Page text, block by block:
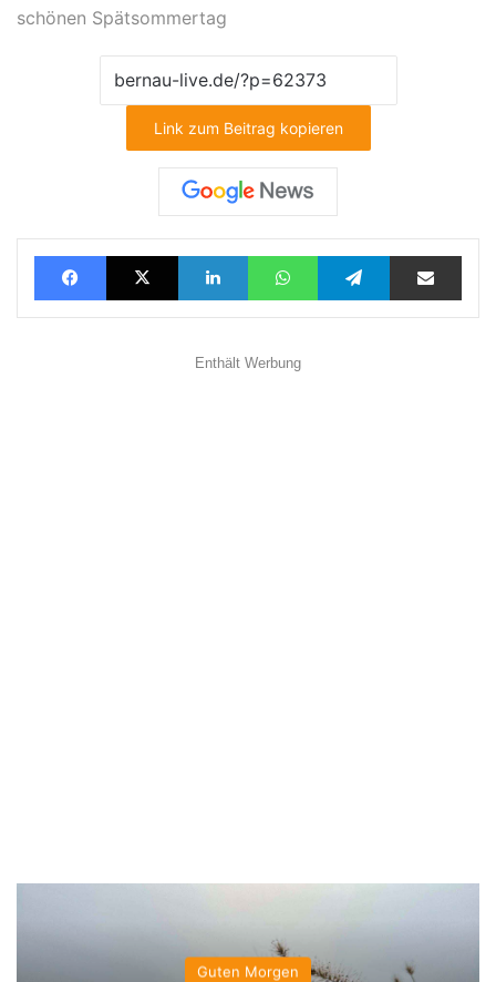
schönen Spätsommertag
Link zum Beitrag kopieren
FacebookX LinkedInWhatsAppTelegramTeilen via E-Mail
Enthält Werbung
Guten Morgen